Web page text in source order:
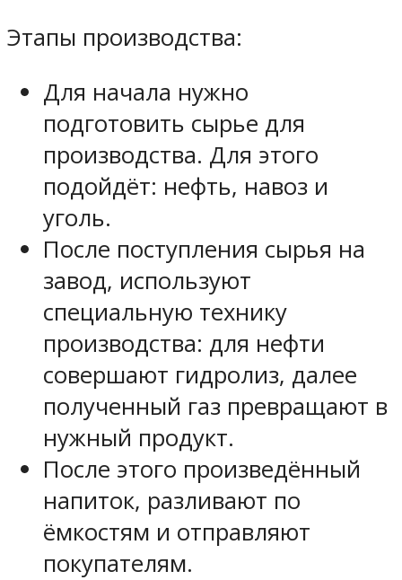
Этапы производства:
Для начала нужно
подготовить сырье для
производства. Для этого
подойдёт: нефть, навоз и
уголь.
После поступления сырья на
завод, используют
специальную технику
производства: для нефти
совершают гидролиз, далее
полученный газ превращают в
нужный продукт.
После этого произведённый
напиток, разливают по
ёмкостям и отправляют
покупателям.